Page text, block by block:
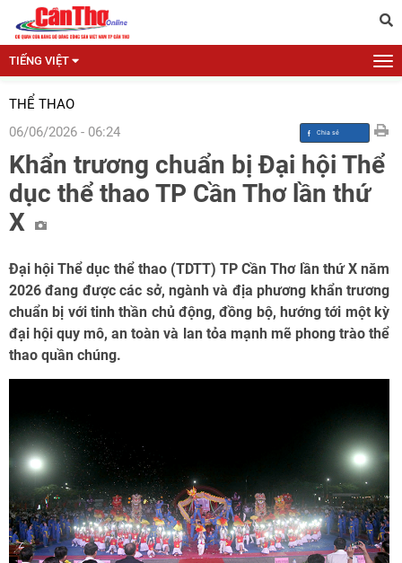
TIẾNG VIỆT
THỂ THAO
06/06/2026 - 06:24
Khẩn trương chuẩn bị Đại hội Thể
dục thể thao TP Cần Thơ lần thứ
X
Đại hội Thể dục thể thao (TDTT) TP Cần Thơ lần thứ X năm
2026 đang được các sở, ngành và địa phương khẩn trương
chuẩn bị với tinh thần chủ động, đồng bộ, hướng tới một kỳ
đại hội quy mô, an toàn và lan tỏa mạnh mẽ phong trào thể
thao quần chúng.